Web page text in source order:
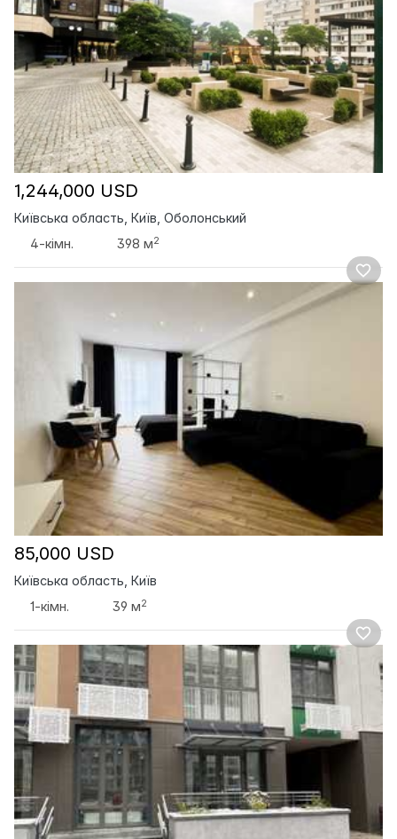
1,244,000 USD
Київська область, Київ, Оболонський
4-кімн.
398 м2
85,000 USD
Київська область, Київ
1-кімн.
39 м2